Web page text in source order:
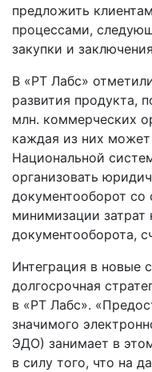
предложить
процессами,
закупки и
В «РТ Лабс»
развития продукта,
млн. коммерческих
каждая из них
Национальной
организовать
документооборот со
минимизации затрат
документооборота,
Интеграция в новые
долгосрочная
в «РТ Лабс».
значимого
ЭДО) занимает в
в силу того, что на